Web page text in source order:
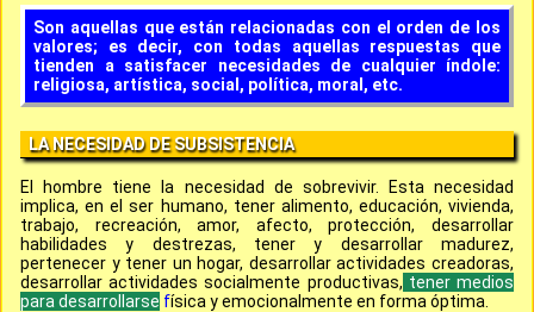
Son aquellas que están relacionadas con el orden de los
valores; es decir, con todas aquellas respuestas que
tienden a satisfacer necesidades de cualquier índole:
religiosa, artística, social, política, moral, etc.
LA NECESIDAD DE SUBSISTENCIA
El hombre tiene la necesidad de sobrevivir. Esta necesidad
implica, en el ser humano, tener alimento, educación, vivienda,
trabajo, recreación, amor, afecto, protección, desarrollar
habilidades y destrezas, tener y desarrollar madurez,
pertenecer y tener un hogar, desarrollar actividades creadoras,
desarrollar actividades socialmente productivas, tener medios
para desarrollarse física y emocionalmente en forma óptima.